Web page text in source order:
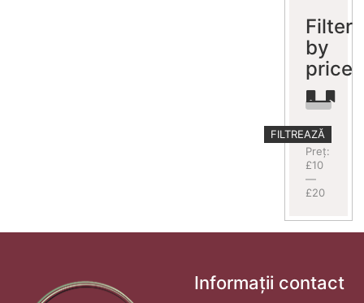
Filter
by
price
Preț
minim
Preț
maxim
FILTREAZĂ
Preț:
£10
—
£20
Informații contact